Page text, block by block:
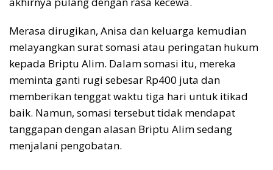
Merasa dirugikan, Anisa dan keluarga kemudian
melayangkan surat somasi atau peringatan hukum
kepada Briptu Alim. Dalam somasi itu, mereka
meminta ganti rugi sebesar Rp400 juta dan
memberikan tenggat waktu tiga hari untuk itikad
baik. Namun, somasi tersebut tidak mendapat
tanggapan dengan alasan Briptu Alim sedang
menjalani pengobatan.